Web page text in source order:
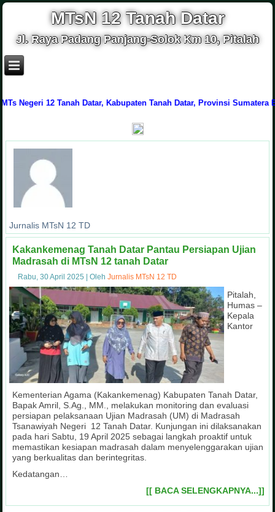
MTsN 12 Tanah Datar
Jl. Raya Padang Panjang-Solok Km 10, Pitalah
Negeri 12 Tanah Datar, Kabupaten Tanah Datar, Provinsi Sumatera Barat
Jurnalis MTsN 12 TD
Kakankemenag Tanah Datar Pantau Persiapan Ujian
Madrasah di MTsN 12 tanah Datar
Rabu, 30 April 2025 |Oleh Jurnalis MTsN 12 TD
Pitalah,
Humas –
Kepala
Kantor
Kementerian Agama (Kakankemenag) Kabupaten Tanah Datar,
Bapak Amril, S.Ag., MM., melakukan monitoring dan evaluasi
persiapan pelaksanaan Ujian Madrasah (UM) di Madrasah
Tsanawiyah Negeri 12 Tanah Datar. Kunjungan ini dilaksanakan
pada hari Sabtu, 19 April 2025 sebagai langkah proaktif untuk
memastikan kesiapan madrasah dalam menyelenggarakan ujian
yang berkualitas dan berintegritas.
Kedatangan…
[[ BACA SELENGKAPNYA...]]